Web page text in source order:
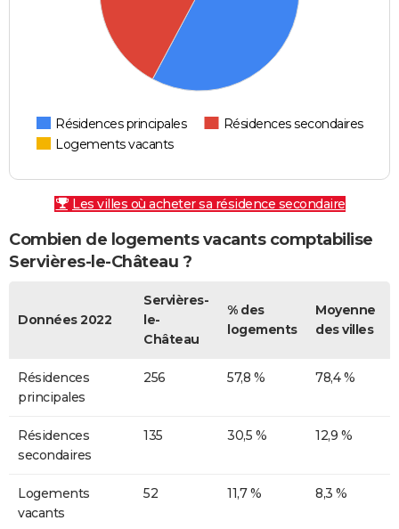
Résidences principales
Résidences secondaires
Logements vacants
Les villes où acheter sa résidence secondaire
Combien de logements vacants comptabilise
Servières-le-Château ?
Données 2022
Servières-
le-
Château
% des
logements
Moyenne
des villes
Résidences
principales
256 57,8 % 78,4 %
Résidences
secondaires
135 30,5 % 12,9 %
Logements
vacants
52 11,7 % 8,3 %